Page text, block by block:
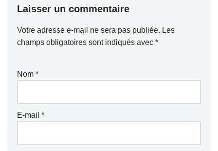
Laisser un commentaire
Votre adresse e-mail ne sera pas publiée. Les
champs obligatoires sont indiqués avec *
Nom *
E-mail *